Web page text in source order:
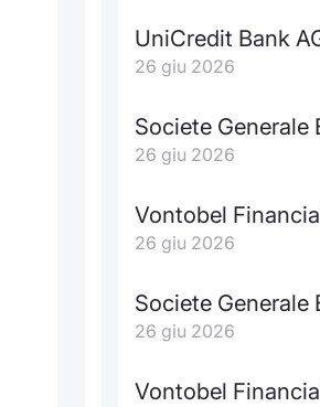
UniCredit Bank
26 giu 2026
Societe
26 giu 2026
Vontobel
26 giu 2026
Societe
26 giu 2026
Vontobel